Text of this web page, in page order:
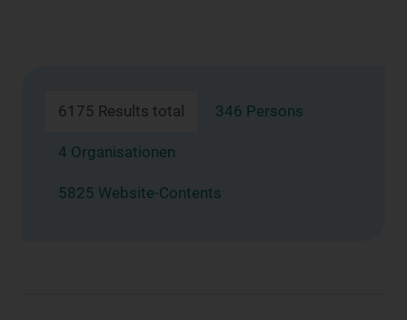
6175 Results total 346 Persons
4 Organisationen
5825 Website-Contents